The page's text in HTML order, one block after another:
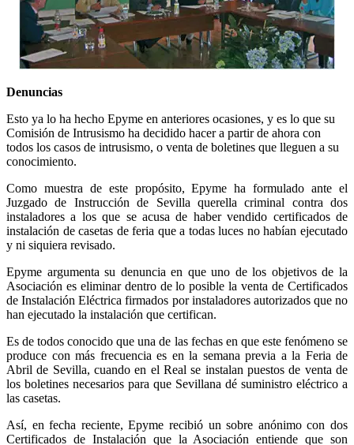
Denuncias
Esto ya lo ha hecho Epyme en anteriores ocasiones, y es lo que su
Comisión de Intrusismo ha decidido hacer a partir de ahora con
todos los casos de intrusismo, o venta de boletines que lleguen a su
conocimiento.
Como muestra de este propósito, Epyme ha formulado ante el
Juzgado de Instrucción de Sevilla querella criminal contra dos
instaladores a los que se acusa de haber vendido certificados de
instalación de casetas de feria que a todas luces no habían ejecutado
y ni siquiera revisado.
Epyme argumenta su denuncia en que uno de los objetivos de la
Asociación es eliminar dentro de lo posible la venta de Certificados
de Instalación Eléctrica firmados por instaladores autorizados que no
han ejecutado la instalación que certifican.
Es de todos conocido que una de las fechas en que este fenómeno se
produce con más frecuencia es en la semana previa a la Feria de
Abril de Sevilla, cuando en el Real se instalan puestos de venta de
los boletines necesarios para que Sevillana dé suministro eléctrico a
las casetas.
Así, en fecha reciente, Epyme recibió un sobre anónimo con dos
Certificados de Instalación que la Asociación entiende que son